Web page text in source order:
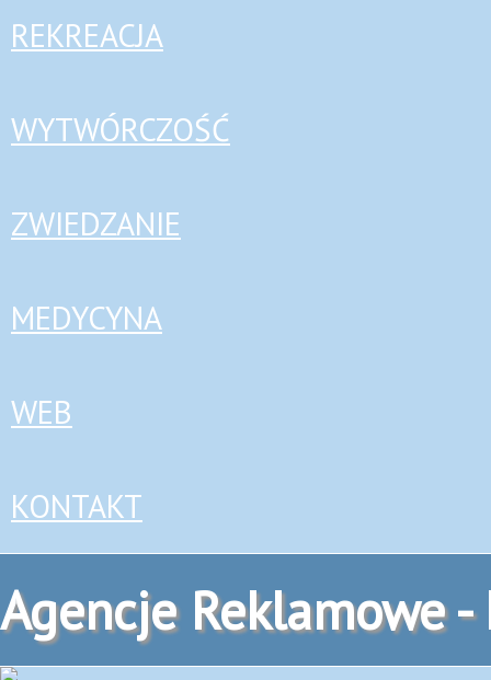
REKREACJA
WYTWÓRCZOŚĆ
ZWIEDZANIE
MEDYCYNA
WEB
KONTAKT
Agencje Reklamowe -